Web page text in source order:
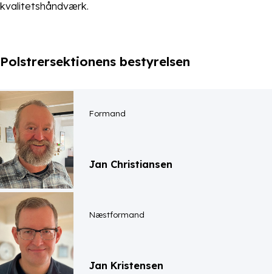
kvalitetshåndværk.
Polstrersektionens bestyrelsen
Formand
Jan Christiansen
Næstformand
Jan Kristensen